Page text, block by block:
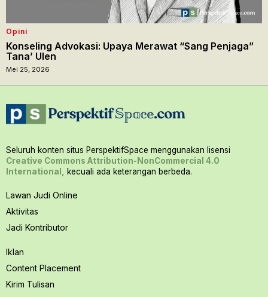
Opini
Konseling Advokasi: Upaya Merawat “Sang Penjaga”
Tana’ Ulen
Mei 25, 2026
Seluruh konten situs PerspektifSpace menggunakan lisensi
Creative Commons Attribution-NonCommercial 4.0
International,
kecuali ada keterangan berbeda.
Lawan Judi Online
Aktivitas
Jadi Kontributor
Iklan
Content Placement
Kirim Tulisan